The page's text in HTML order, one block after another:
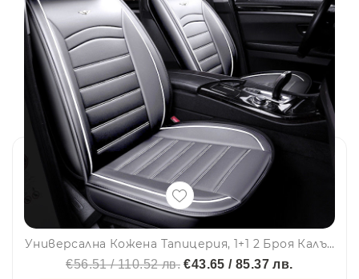
Универсална Кожена Тапицерия, 1+1 2 Броя Калъфи За Седалки В Сиво
€56.51 / 110.52 лв. €43.65 / 85.37 лв.